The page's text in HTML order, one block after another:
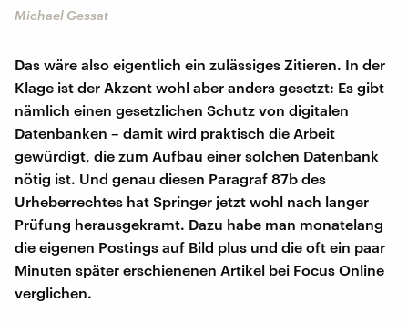
Michael Gessat
Das wäre also eigentlich ein zulässiges Zitieren. In der
Klage ist der Akzent wohl aber anders gesetzt: Es gibt
nämlich einen gesetzlichen Schutz von digitalen
Datenbanken – damit wird praktisch die Arbeit
gewürdigt, die zum Aufbau einer solchen Datenbank
nötig ist. Und genau diesen Paragraf 87b des
Urheberrechtes hat Springer jetzt wohl nach langer
Prüfung herausgekramt. Dazu habe man monatelang
die eigenen Postings auf Bild plus und die oft ein paar
Minuten später erschienenen Artikel bei Focus Online
verglichen.